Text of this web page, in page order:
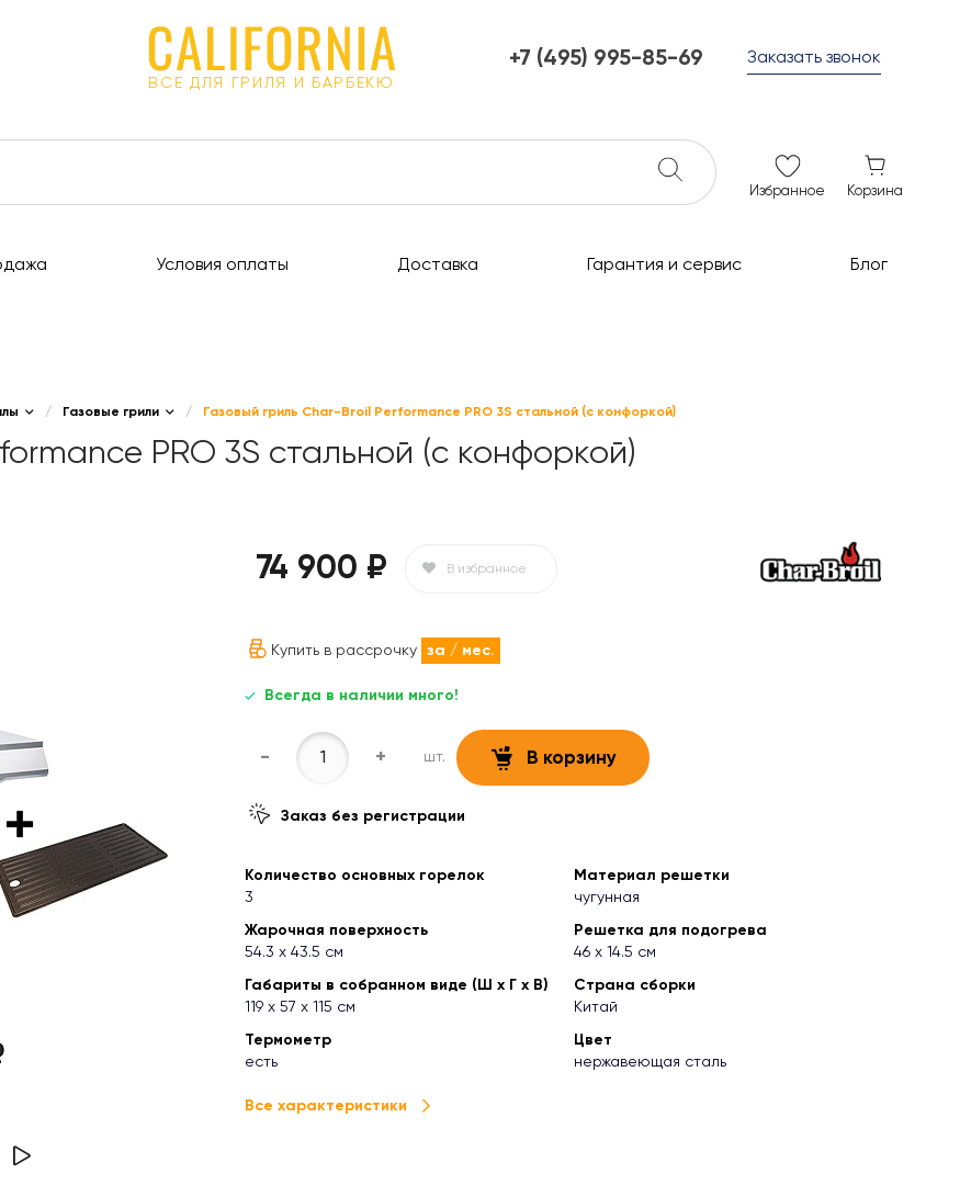
ВСЕ ДЛЯ ГРИЛЯ И БАРБЕКЮ
+7 (495) 995-85-69
ежедневно с 10 до 21
Заказать звонок
Избранное Корзина
Условия оплаты Доставка Гарантия и сервис Блог
/ Газовые грили / Газовый гриль Char-Broil Performance PRO 3S стальной (с конфоркой)
PRO 3S стальной (с конфоркой)
74 900 ₽ В избранное
Купить в рассрочку за / мес.
Всегда в наличии много!
- + шт. В корзину
Заказ без регистрации
Количество основных горелок
3
Материал решетки
чугунная
Жарочная поверхность
54.3 x 43.5 см
Решетка для подогрева
46 x 14.5 см
Габариты в собранном виде (Ш х Г х В)
119 х 57 х 115 см
Страна сборки
Китай
Термометр
есть
Цвет
нержавеющая сталь
Все характеристики